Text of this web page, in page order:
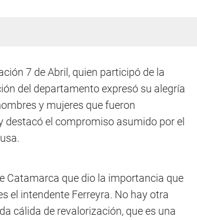
7 de Abril, quien participó de la
del departamento expresó su alegría
y mujeres que fueron
el compromiso asumido por el
Catamarca que dio la importancia que
el intendente Ferreyra. No hay otra
cálida de revalorización, que es una